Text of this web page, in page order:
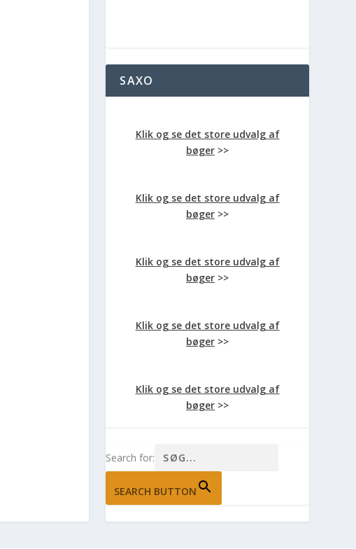
SAXO
Klik og se det store udvalg af
bøger >>
Klik og se det store udvalg af
bøger >>
Klik og se det store udvalg af
bøger >>
Klik og se det store udvalg af
bøger >>
Klik og se det store udvalg af
bøger >>
Search for:
SEARCH BUTTON